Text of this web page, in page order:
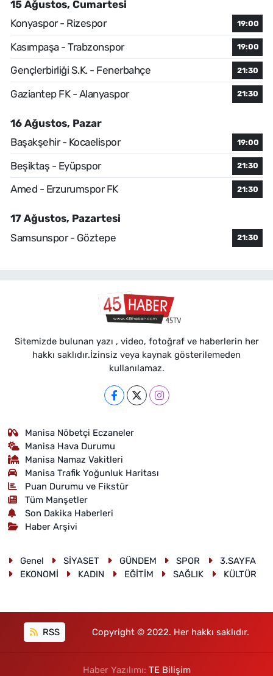
15 Ağustos, Cumartesi
Konyaspor - Rizespor
19:00
Kasımpaşa - Trabzonspor 19:00
Gençlerbirliği S.K. - Fenerbahçe 21:30
Gaziantep FK - Alanyaspor 21:30
16 Ağustos, Pazar
Başakşehir - Kocaelispor
19:00
Beşiktaş - Eyüpspor 21:30
Amed - Erzurumspor FK 21:30
17 Ağustos, Pazartesi
Samsunspor - Göztepe
21:30
Sitemizde bulunan yazı , video, fotoğraf ve haberlerin her
hakkı saklıdır.İzinsiz veya kaynak gösterilemeden
kullanılamaz.
Manisa Nöbetçi Eczaneler
Manisa Hava Durumu
Manisa Namaz Vakitleri
Manisa Trafik Yoğunluk Haritası
Puan Durumu ve Fikstür
Tüm Manşetler
Son Dakika Haberleri
Haber Arşivi
Genel SİYASET GÜNDEM SPOR
3.SAYFA
EKONOMİ
KADIN EĞİTİM SAĞLIK KÜLTÜR
RSS Copyright © 2022. Her hakkı saklıdır.
Haber Yazılımı: TE Bilişim